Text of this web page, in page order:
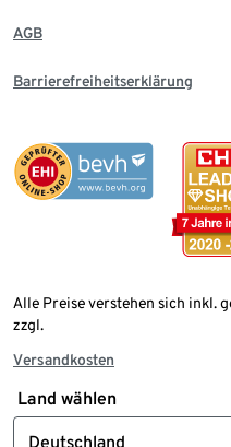
AGB
Barrierefreiheitserklärung
Alle Preise verstehen sich inkl.
zzgl.
Versandkosten
Land wählen
Deutschland